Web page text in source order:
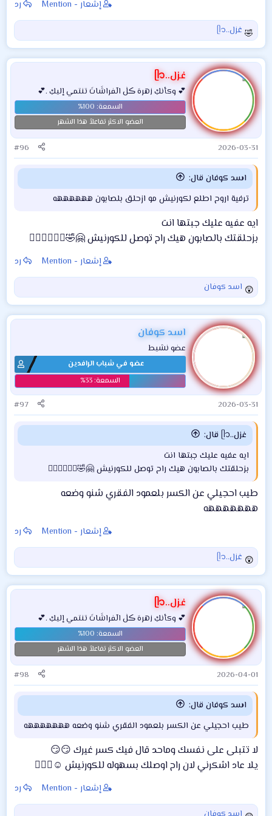
إشعار - Mention رد
ا
ل
ت
ف
ا
ع
ل
ا
ت
:
غزل..ᥫ᭡
غزل..ᥫ᭡
💕 وكأنكِ زهرهَ ڪلٰ الٓفراشَاتَ تنتمي إليكِ .💕
العضو الاكثر تفاعلاً هذا الشهر
2026-03-31
#96
اسد كوفان قال:
ترفية اروح اطلع لكورنيش مو ازحلق بلصابون ههههههه
ايه عفيه عليك جبتها انت
بزحلقتك بالصابون هيك راح توصل للكورنيش 🤗🤣🏃🏻‍♀️🏃🏻‍♀️
إشعار - Mention رد
ا
ل
ت
ف
ا
ع
ل
ا
ت
:
اسد كوفان
اسد كوفان
عضو نشيط
عضو في شباب الرافدين
2026-03-31
#97
غزل..ᥫ᭡ قال:
ايه عفيه عليك جبتها انت
بزحلقتك بالصابون هيك راح توصل للكورنيش 🤗🤣🏃🏻‍♀️🏃🏻‍♀️
طيب احجيلي عن الكسر بلعمود الفقري شنو وضعه
هههههههه
إشعار - Mention رد
ا
ل
ت
ف
ا
ع
ل
ا
ت
:
غزل..ᥫ᭡
غزل..ᥫ᭡
💕 وكأنكِ زهرهَ ڪلٰ الٓفراشَاتَ تنتمي إليكِ .💕
العضو الاكثر تفاعلاً هذا الشهر
2026-04-01
#98
اسد كوفان قال:
طيب احجيلي عن الكسر بلعمود الفقري شنو وضعه هههههههه
لا تتبلى على نفسك وماحد قال فيك كسر غيرك 😏😏
يلا عاد اشكرني لان راح اوصلك بسهوله للكورنيش ☺️🏃🏻‍♀️
إشعار - Mention رد